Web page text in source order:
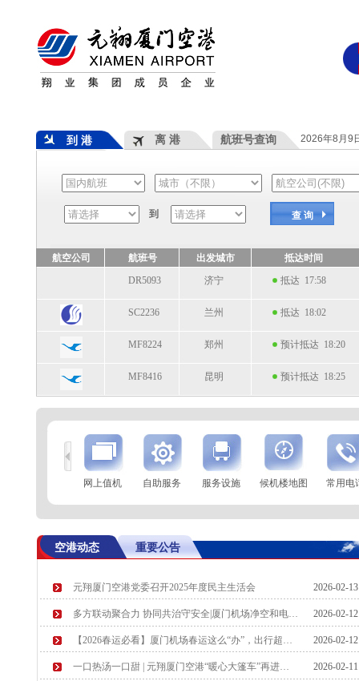
到 港 离 港 航班号查询 2026年8月9
到 查 询
航空公司 航班号 出发城市
抵达时间
DR5093
济宁 抵达 17:58
SC2236 兰州 抵达 18:02
MF8224 郑州 预计抵达 18:20
MF8416 昆明 预计抵达 18:25
到
航空公司 航班号 到达城市
起飞时间
MF8665
高雄 起飞 18:02
MU7711 乌鲁木齐 预计起飞 18:20
网上值机 自助服务 服务设施 候机楼地图 常用电
空港动态 重要公告
元翔厦门空港党委召开2025年度民主生活会 2026-02-
多方联动聚合力 协同共治守安全|厦门机场净空和电… 2026-02-
【2026春运必看】厦门机场春运这么“办”，出行超… 2026-02-
一口热汤一口甜 | 元翔厦门空港“暖心大篷车”再进… 2026-02-